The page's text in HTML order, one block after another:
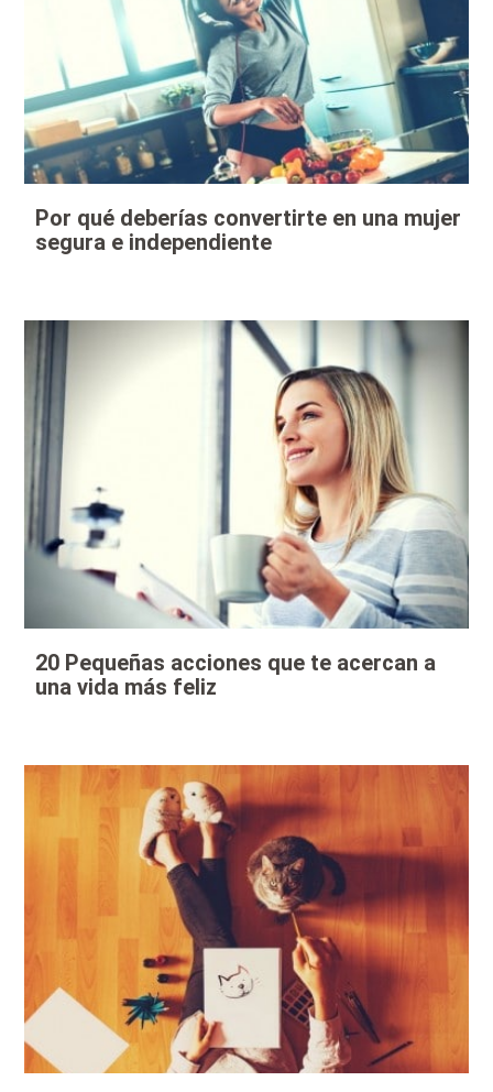
Por qué deberías convertirte en una mujer
segura e independiente
20 Pequeñas acciones que te acercan a
una vida más feliz